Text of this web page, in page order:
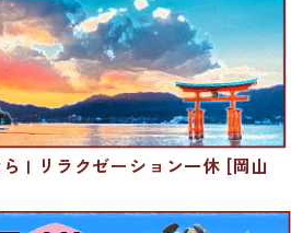
| リラクゼーション一休 [岡山